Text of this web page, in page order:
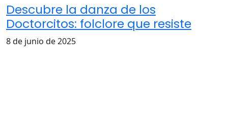
Descubre la danza de los
Doctorcitos: folclore que resiste
8 de junio de 2025